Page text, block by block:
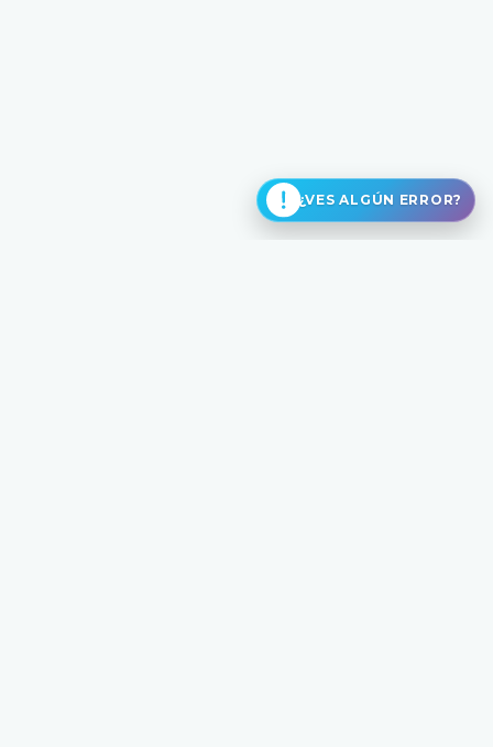
¿VES ALGÚN ERROR?